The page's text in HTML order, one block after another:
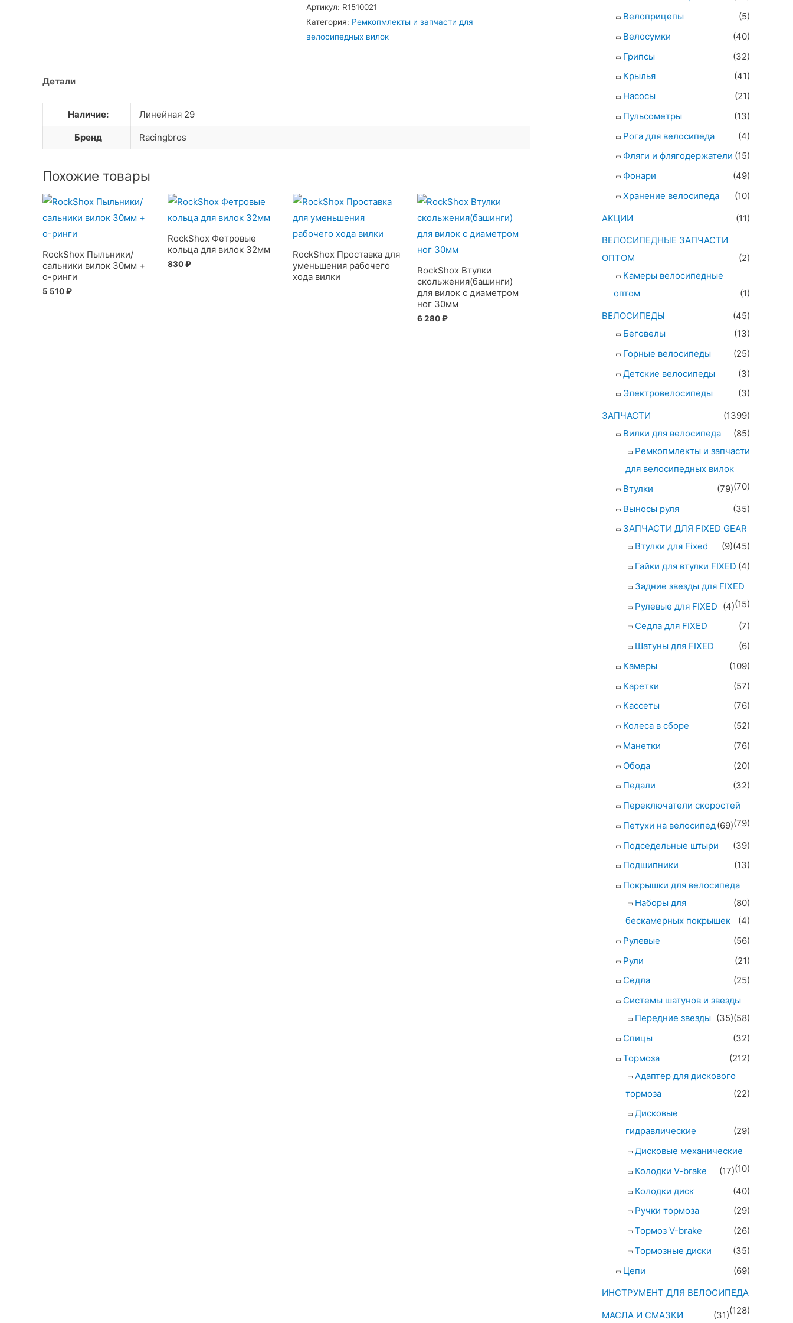
Артикул: R1510021
Категория: Ремкопмлекты и запчасти для
велосипедных вилок
Детали
Наличие: Линейная 29
Бренд Racingbros
Похожие товары
RockShox Пыльники/
сальники вилок 30мм +
о-ринги
5 510₽
RockShox Фетровые
кольца для вилок 32мм
830₽
RockShox Проставка для
уменьшения рабочего
хода вилки
RockShox Втулки
скольжения(башинги)
для вилок с диаметром
ног 30мм
6 280₽
Велоприцепы
(5)
Велосумки
(40)
Грипсы
(32)
Крылья
(41)
Насосы
(21)
Пульсометры
(13)
Рога для велосипеда
(4)
Фляги и флягодержатели (15)
Фонари
(49)
Хранение велосипеда
(10)
АКЦИИ
(11)
ВЕЛОСИПЕДНЫЕ ЗАПЧАСТИ
ОПТОМ
(2)
Камеры велосипедные
оптом
(1)
ВЕЛОСИПЕДЫ
(45)
Беговелы
(13)
Горные велосипеды
(25)
Детские велосипеды
(3)
Электровелосипеды
(3)
ЗАПЧАСТИ
(1399)
Вилки для велосипеда
(85)
Ремкопмлекты и запчасти
для велосипедных вилок
(70)
Втулки
(79)
Выносы руля
(35)
ЗАПЧАСТИ ДЛЯ FIXED GEAR
(45)
Втулки для Fixed
(9)
Гайки для втулки FIXED (4)
Задние звезды для FIXED
(15)
Рулевые для FIXED (4)
Седла для FIXED
(7)
Шатуны для FIXED
(6)
Камеры
(109)
Каретки
(57)
Кассеты
(76)
Колеса в сборе
(52)
Манетки
(76)
Обода
(20)
Педали
(32)
Переключатели скоростей
(79)
Петухи на велосипед(69)
Подседельные штыри
(39)
Подшипники
(13)
Покрышки для велосипеда
(80)
Наборы для
бескамерных покрышек
(4)
Рулевые
(56)
Рули
(21)
Седла
(25)
Системы шатунов и звезды
(58)
Передние звезды (35)
Спицы
(32)
Тормоза
(212)
Адаптер для дискового
тормоза
(22)
Дисковые
гидравлические
(29)
Дисковые механические
(10)
Колодки V-brake
(17)
Колодки диск
(40)
Ручки тормоза
(29)
Тормоз V-brake
(26)
Тормозные диски
(35)
Цепи
(69)
ИНСТРУМЕНТ ДЛЯ ВЕЛОСИПЕДА
(128)
МАСЛА И СМАЗКИ (31)